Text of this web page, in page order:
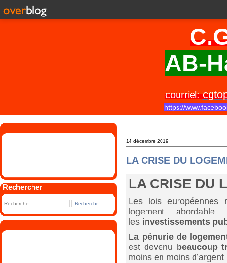
AB-
courriel:
https://
Rechercher
14 décembre 2019
LA CRISE DU
LA CRISE DU
Les lois européennes
logement
les investissements
La pénurie de
est devenu beaucoup
moins en moins d’argent